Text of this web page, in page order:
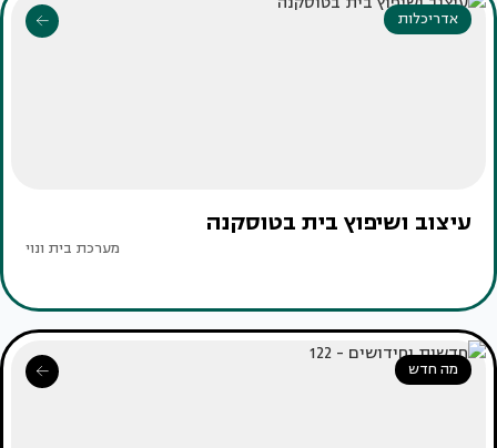
אדריכלות
עיצוב ושיפוץ בית בטוסקנה
מערכת בית ונוי
מה חדש